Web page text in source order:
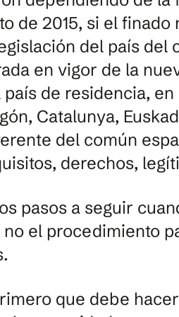
de 2015, si el
del país del
en vigor de la
de residencia,
Catalunya,
del común
derechos,
pasos a seguir
el procedimiento
que debe